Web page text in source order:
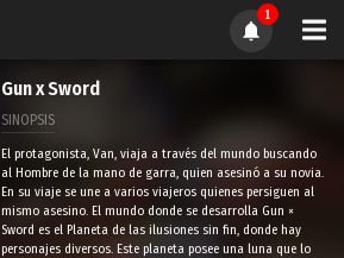
1
Gun x Sword
SINOPSIS
El protagonista, Van, viaja a través del mundo buscando
al Hombre de la mano de garra, quien asesinó a su novia.
En su viaje se une a varios viajeros quienes persiguen al
mismo asesino. El mundo donde se desarrolla Gun ×
Sword es el Planeta de las ilusiones sin fin, donde hay
personajes diversos. Este planeta posee una luna que lo